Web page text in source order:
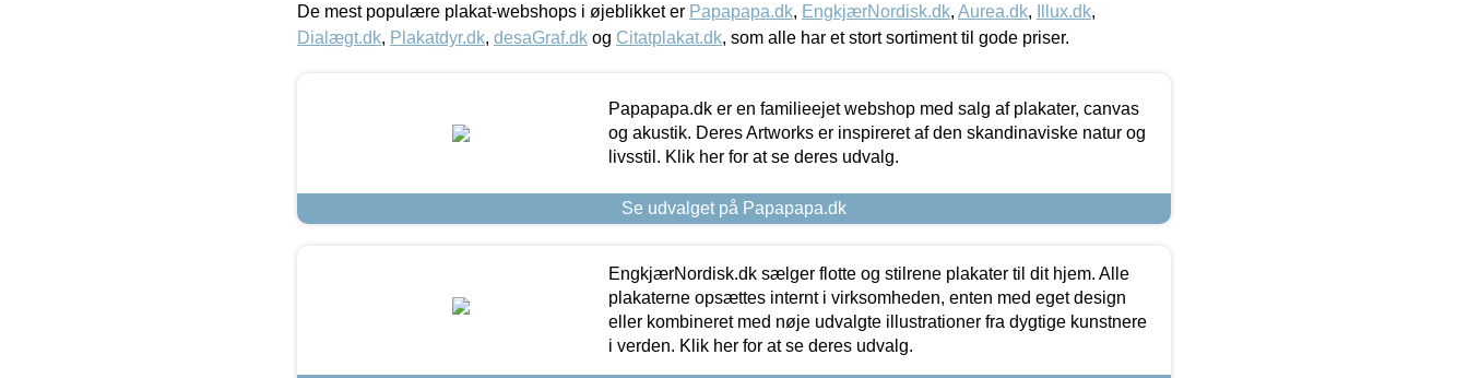
De mest populære plakat-webshops i øjeblikket er Papapapa.dk, EngkjærNordisk.dk, Aurea.dk, Illux.dk,
Dialægt.dk, Plakatdyr.dk, desaGraf.dk og Citatplakat.dk, som alle har et stort sortiment til gode priser.
Papapapa.dk er en familieejet webshop med salg af plakater, canvas
og akustik. Deres Artworks er inspireret af den skandinaviske natur og
livsstil. Klik her for at se deres udvalg.
Se udvalget på Papapapa.dk
EngkjærNordisk.dk sælger flotte og stilrene plakater til dit hjem. Alle
plakaterne opsættes internt i virksomheden, enten med eget design
eller kombineret med nøje udvalgte illustrationer fra dygtige kunstnere
i verden. Klik her for at se deres udvalg.